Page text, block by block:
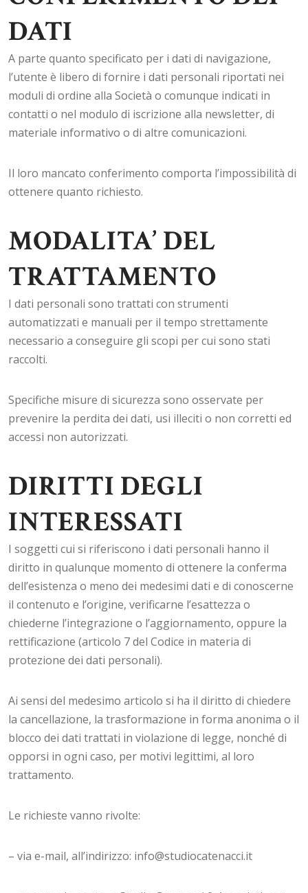
DATI
A parte quanto specificato per i dati di navigazione,
l’utente è libero di fornire i dati personali riportati nei
moduli di ordine alla Società o comunque indicati in
contatti o nel modulo di iscrizione alla newsletter, di
materiale informativo o di altre comunicazioni.
Il loro mancato conferimento comporta l’impossibilità di
ottenere quanto richiesto.
MODALITA’ DEL
TRATTAMENTO
I dati personali sono trattati con strumenti
automatizzati e manuali per il tempo strettamente
necessario a conseguire gli scopi per cui sono stati
raccolti.
Specifiche misure di sicurezza sono osservate per
prevenire la perdita dei dati, usi illeciti o non corretti ed
accessi non autorizzati.
DIRITTI DEGLI
INTERESSATI
I soggetti cui si riferiscono i dati personali hanno il
diritto in qualunque momento di ottenere la conferma
dell’esistenza o meno dei medesimi dati e di conoscerne
il contenuto e l’origine, verificarne l’esattezza o
chiederne l’integrazione o l’aggiornamento, oppure la
rettificazione (articolo 7 del Codice in materia di
protezione dei dati personali).
Ai sensi del medesimo articolo si ha il diritto di chiedere
la cancellazione, la trasformazione in forma anonima o il
blocco dei dati trattati in violazione di legge, nonché di
opporsi in ogni caso, per motivi legittimi, al loro
trattamento.
Le richieste vanno rivolte:
– via e-mail, all’indirizzo: info@studiocatenacci.it